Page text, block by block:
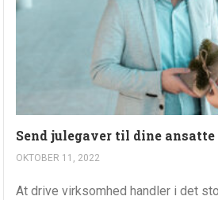
Send julegaver til dine ansatte
OKTOBER 11, 2022
At drive virksomhed handler i det